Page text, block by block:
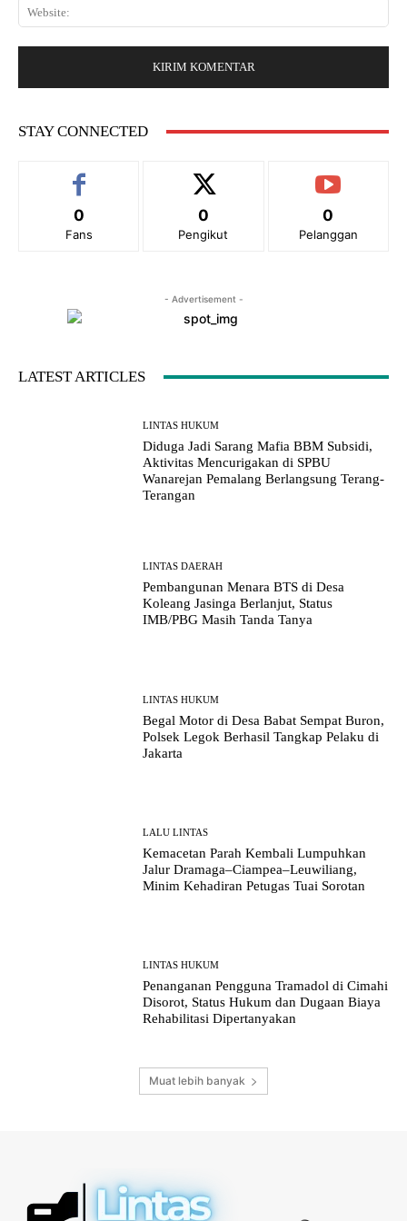
:
e
b
:
STAY CONNECTED
0
Fans
0
Pengikut
0
Pelanggan
- Advertisement -
LATEST ARTICLES
LINTAS HUKUM
Diduga Jadi Sarang Mafia BBM Subsidi,
Aktivitas Mencurigakan di SPBU
Wanarejan Pemalang Berlangsung Terang-
Terangan
LINTAS DAERAH
Pembangunan Menara BTS di Desa
Koleang Jasinga Berlanjut, Status
IMB/PBG Masih Tanda Tanya
LINTAS HUKUM
Begal Motor di Desa Babat Sempat Buron,
Polsek Legok Berhasil Tangkap Pelaku di
Jakarta
LALU LINTAS
Kemacetan Parah Kembali Lumpuhkan
Jalur Dramaga–Ciampea–Leuwiliang,
Minim Kehadiran Petugas Tuai Sorotan
LINTAS HUKUM
Penanganan Pengguna Tramadol di Cimahi
Disorot, Status Hukum dan Dugaan Biaya
Rehabilitasi Dipertanyakan
Muat lebih banyak